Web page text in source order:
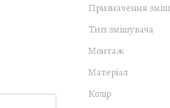
Призначення
Тип змішувача
Монтаж
Матеріал
Колір